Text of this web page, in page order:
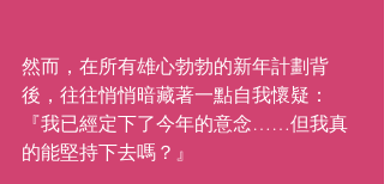
然而，在所有雄心勃勃的新年計劃背
後，往往悄悄暗藏著一點自我懷疑：
『我已經定下了今年的意念……但我真
的能堅持下去嗎？』